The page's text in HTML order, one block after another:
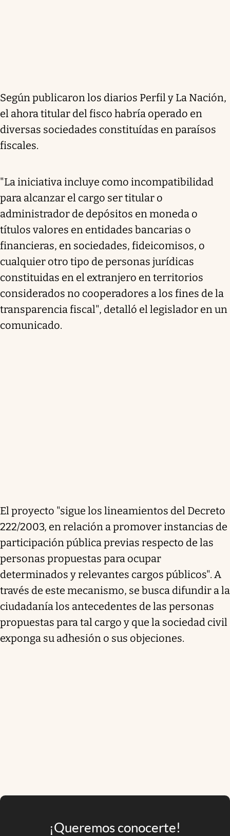
Según publicaron los diarios Perfil y La Nación,
el ahora titular del fisco habría operado en
diversas sociedades constituídas en paraísos
fiscales.
"La iniciativa incluye como incompatibilidad
para alcanzar el cargo ser titular o
administrador de depósitos en moneda o
títulos valores en entidades bancarias o
financieras, en sociedades, fideicomisos, o
cualquier otro tipo de personas jurídicas
constituidas en el extranjero en territorios
considerados no cooperadores a los fines de la
transparencia fiscal", detalló el legislador en un
comunicado.
El proyecto "sigue los lineamientos del Decreto
222/2003, en relación a promover instancias de
participación pública previas respecto de las
personas propuestas para ocupar
determinados y relevantes cargos públicos". A
través de este mecanismo, se busca difundir a la
ciudadanía los antecedentes de las personas
propuestas para tal cargo y que la sociedad civil
exponga su adhesión o sus objeciones.
¡Queremos conocerte!